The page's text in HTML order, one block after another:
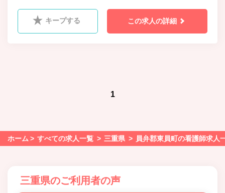
キープする この求人の詳細
1
ホーム すべての求人一覧 三重県 員弁郡東員町の看護師求人
三重県のご利用者の声